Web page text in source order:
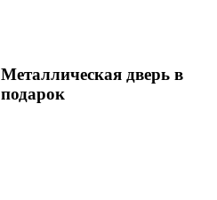
Металлическая дверь в
подарок